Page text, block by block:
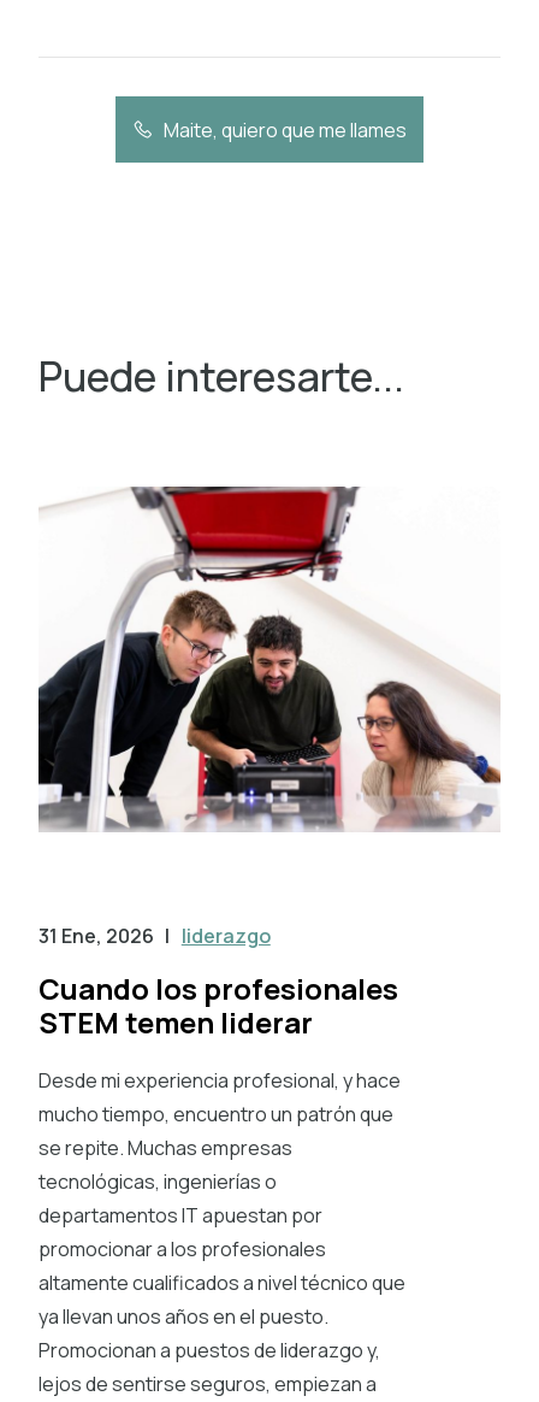
Maite, quiero que me llames
Puede interesarte...
31 Ene, 2026 | liderazgo
Cuando los profesionales
STEM temen liderar
Desde mi experiencia profesional, y hace
mucho tiempo, encuentro un patrón que
se repite. Muchas empresas
tecnológicas, ingenierías o
departamentos IT apuestan por
promocionar a los profesionales
altamente cualificados a nivel técnico que
ya llevan unos años en el puesto.
Promocionan a puestos de liderazgo y,
lejos de sentirse seguros, empiezan a